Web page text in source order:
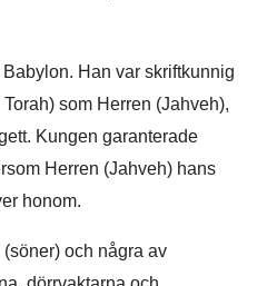
Han var skriftkunnig
som Herren (Jahveh),
Kungen garanterade
Herren (Jahveh) hans
honom.
och några av